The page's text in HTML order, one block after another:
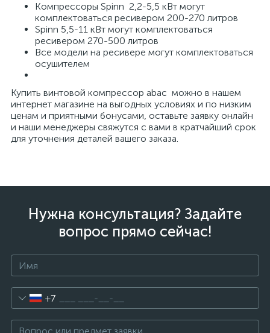
Компрессоры Spinn 2,2-5,5 кВт могут
комплектоваться ресивером 200-270 литров
Spinn 5,5-11 кВт могут комплектоваться
ресивером 270-500 литров
Все модели на ресивере могут комплектоваться
осушителем
Купить винтовой компрессор abac можно в нашем
интернет магазине на выгодных условиях и по низким
ценам и приятными бонусами, оставьте заявку онлайн
и наши менеджеры свяжутся с вами в кратчайший срок
для уточнения деталей вашего заказа.
Нужна консультация? Задайте
вопрос прямо сейчас!
+7